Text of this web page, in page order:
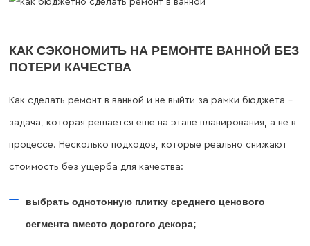
КАК СЭКОНОМИТЬ НА РЕМОНТЕ ВАННОЙ БЕЗ
ПОТЕРИ КАЧЕСТВА
Как сделать ремонт в ванной и не выйти за рамки бюджета –
задача, которая решается еще на этапе планирования, а не в
процессе. Несколько подходов, которые реально снижают
стоимость без ущерба для качества:
выбрать однотонную плитку среднего ценового
сегмента вместо дорогого декора;